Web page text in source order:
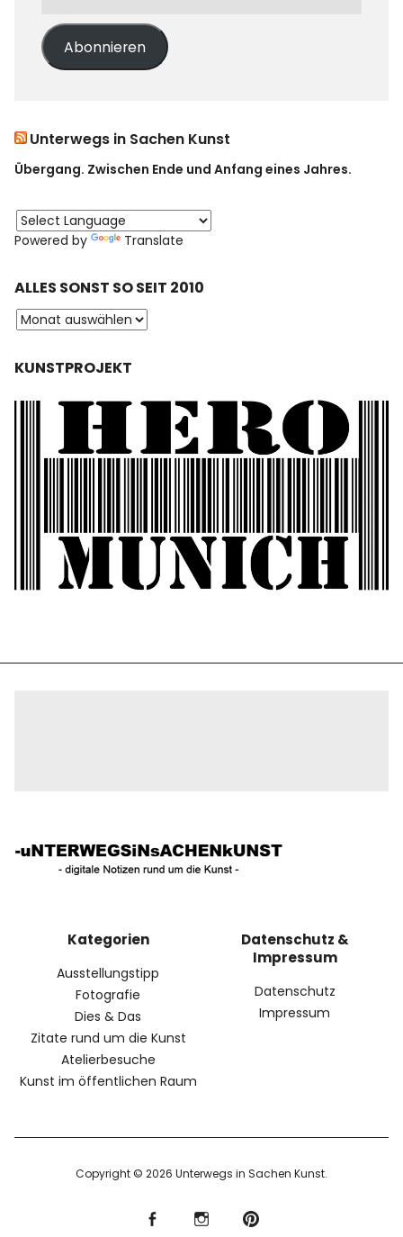
Abonnieren
Unterwegs in Sachen Kunst
Übergang. Zwischen Ende und Anfang eines Jahres.
Powered by Translate
ALLES SONST SO SEIT 2010
KUNSTPROJEKT
Kategorien
Ausstellungstipp
Fotografie
Dies & Das
Zitate rund um die Kunst
Atelierbesuche
Kunst im öffentlichen Raum
Datenschutz &
Impressum
Datenschutz
Impressum
Copyright © 2026 Unterwegs in Sachen Kunst